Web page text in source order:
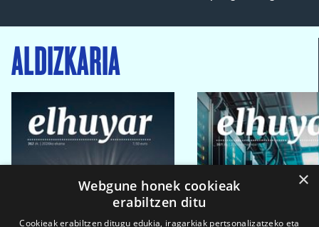
ALDIZKARIA
×
Webgune honek cookieak
erabiltzen ditu
Cookieak erabiltzen ditugu edukia, iragarkiak pertsonalizatzeko eta